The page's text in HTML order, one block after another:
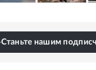
Станьте нашим